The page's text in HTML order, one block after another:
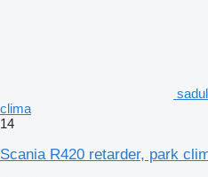
clima
14
Scania R420 retarder, park